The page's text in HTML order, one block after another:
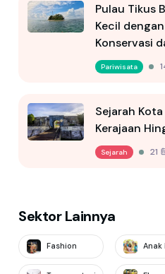
Pulau Tikus
Kecil
Konservasi
Pariwisata
Sejarah
Kerajaan
Sejarah
Sektor Lainnya
Fashion Anak